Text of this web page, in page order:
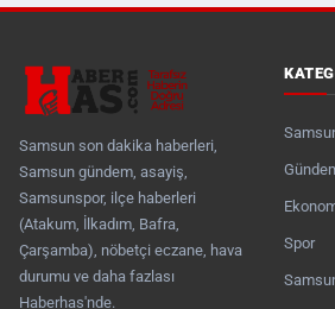
Samsun son dakika haberleri,
Samsun gündem, asayiş,
Samsunspor, ilçe haberleri
(Atakum, İlkadım, Bafra,
Çarşamba), nöbetçi eczane, hava
durumu ve daha fazlası
Haberhas'nde.
Spor